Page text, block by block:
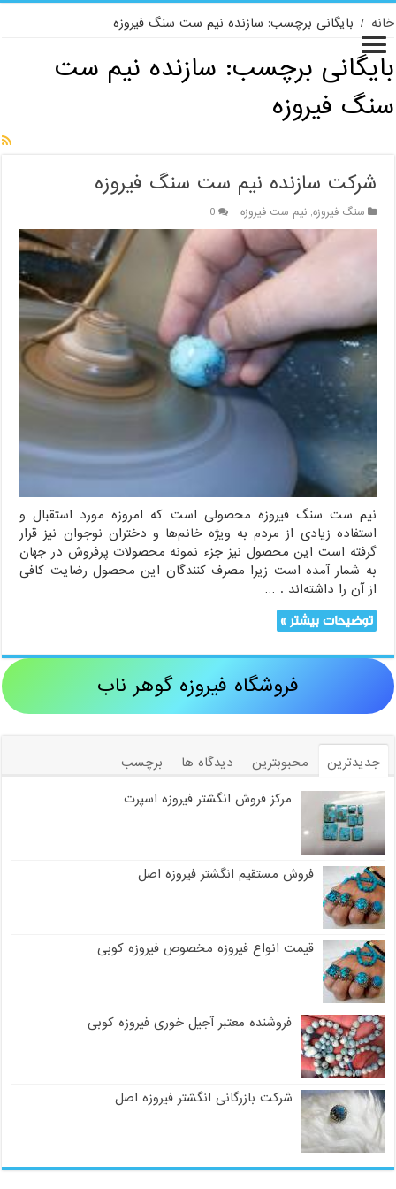
خانه / بایگانی برچسب: سازنده نیم ست سنگ فیروزه
بایگانی برچسب: سازنده نیم ست
سنگ فیروزه
شرکت سازنده نیم ست سنگ فیروزه
سنگ فیروزه,نیم ست فیروزه 0
نیم ست سنگ فیروزه محصولی است که امروزه مورد استقبال و
استفاده زیادی از مردم به ویژه خانم‌ها و دختران نوجوان نیز قرار
گرفته است این محصول نیز جزء نمونه محصولات پرفروش در جهان
به شمار آمده است زیرا مصرف کنندگان این محصول رضایت کافی
از آن را داشته‌اند . …
توضیحات بیشتر »
فروشگاه فیروزه گوهر ناب
جدیدترین محبوبترین دیدگاه ها
برچسب
مرکز فروش انگشتر فیروزه اسپرت
فروش مستقیم انگشتر فیروزه اصل
قیمت انواع فیروزه مخصوص فیروزه کوبی
فروشنده معتبر آجیل خوری فیروزه کوبی
شرکت بازرگانی انگشتر فیروزه اصل